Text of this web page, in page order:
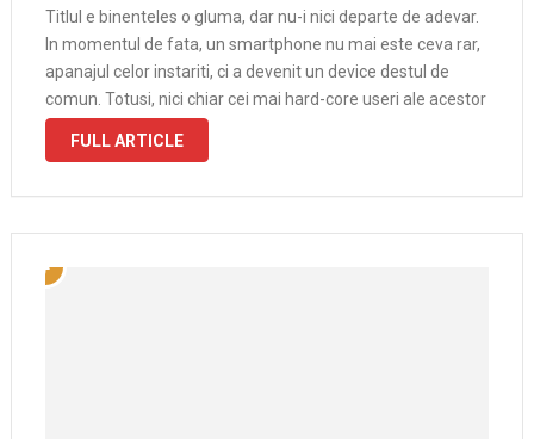
Titlul e binenteles o gluma, dar nu-i nici departe de adevar.
In momentul de fata, un smartphone nu mai este ceva rar,
apanajul celor instariti, ci a devenit un device destul de
comun. Totusi, nici chiar cei mai hard-core useri ale acestor
terminale nu le cunosc …
FULL ARTICLE